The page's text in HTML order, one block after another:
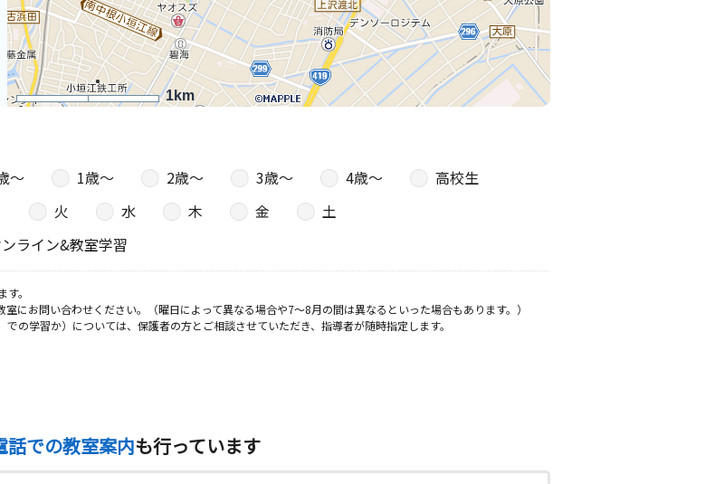
1km
〜 1歳〜 2歳〜 3歳〜 4歳〜
高校生
火 水 木 金
土
ライン&教室学習
。
にお問い合わせください。（曜日によって異なる場合や7～8月の間は異なるといった場合もあります。）
の学習か）については、保護者の方とご相談させていただき、指導者が随時指定します。
話での教室案内も行っています